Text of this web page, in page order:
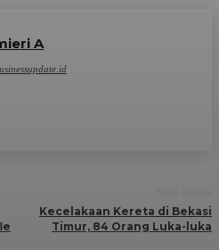
A
Kecelakaan Kereta di Bekasi
Timur, 84 Orang Luka-luka